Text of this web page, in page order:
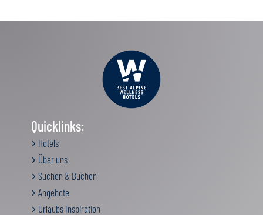
Quicklinks:
Hotels
Über uns
Suchen & Buchen
Angebote
Urlaubs Inspiration